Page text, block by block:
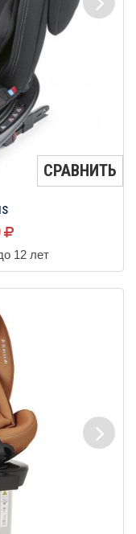
СРАВНИТЬ
12 лет